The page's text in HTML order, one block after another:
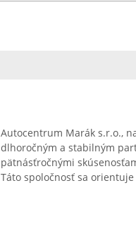
Autocentrum Marák s.r.o.,
dlhoročným a stabilným
pätnásťročnými
Táto spoločnosť sa